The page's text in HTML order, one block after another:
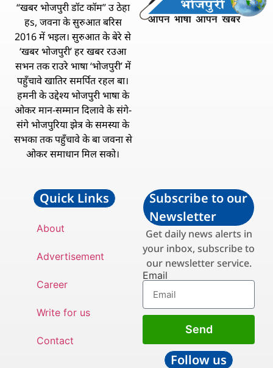
“खबर भोजपुरी डॉट कॉम” उ ठेहा
हs, जवना के सुरुआत बरिस
2016 में भइल। सुरुआत के बेरे से
‘खबर भोजपुरी’ हर खबर रउआ
सभन तक राउरे भाषा ‘भोजपुरी’ में
पहुँचावे खातिर समर्पित रहल बा।
हमनी के उद्देश्य भोजपुरी भाषा के
ओकर मान-सम्मान दिलावे के संगे-
संगे भोजपुरिया झेत्र के समस्या के
सभका तक पहुँचावे के बा जवना से
ओकर समाधान मिल सको।
Quick Links
About
Advertisement
Career
Write for us
Contact
Subscribe to our
Newsletter
Get daily news alerts in
your inbox, subscribe to
our newsletter service.
Email
Send
Follow us